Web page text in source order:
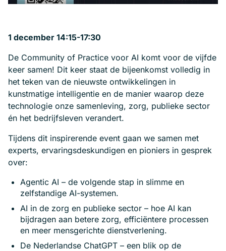
1 december 14:15-17:30
De Community of Practice voor AI komt voor de vijfde
keer samen! Dit keer staat de bijeenkomst volledig in
het teken van de nieuwste ontwikkelingen in
kunstmatige intelligentie en de manier waarop deze
technologie onze samenleving, zorg, publieke sector
én het bedrijfsleven verandert.
Tijdens dit inspirerende event gaan we samen met
experts, ervaringsdeskundigen en pioniers in gesprek
over:
Agentic AI – de volgende stap in slimme en
zelfstandige AI-systemen.
AI in de zorg en publieke sector – hoe AI kan
bijdragen aan betere zorg, efficiëntere processen
en meer mensgerichte dienstverlening.
De Nederlandse ChatGPT – een blik op de